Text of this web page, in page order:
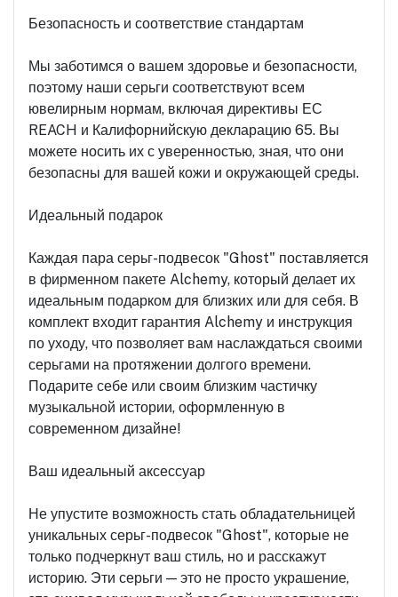
Безопасность и соответствие стандартам
Мы заботимся о вашем здоровье и безопасности,
поэтому наши серьги соответствуют всем
ювелирным нормам, включая директивы ЕС
REACH и Калифорнийскую декларацию 65. Вы
можете носить их с уверенностью, зная, что они
безопасны для вашей кожи и окружающей среды.
Идеальный подарок
Каждая пара серьг-подвесок "Ghost" поставляется
в фирменном пакете Alchemy, который делает их
идеальным подарком для близких или для себя. В
комплект входит гарантия Alchemy и инструкция
по уходу, что позволяет вам наслаждаться своими
серьгами на протяжении долгого времени.
Подарите себе или своим близким частичку
музыкальной истории, оформленную в
современном дизайне!
Ваш идеальный аксессуар
Не упустите возможность стать обладательницей
уникальных серьг-подвесок "Ghost", которые не
только подчеркнут ваш стиль, но и расскажут
историю. Эти серьги — это не просто украшение,